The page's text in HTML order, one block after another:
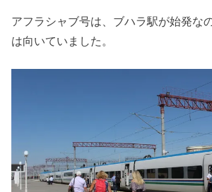
アフラシャブ号は、ブハラ駅が始発な
は向いていました。